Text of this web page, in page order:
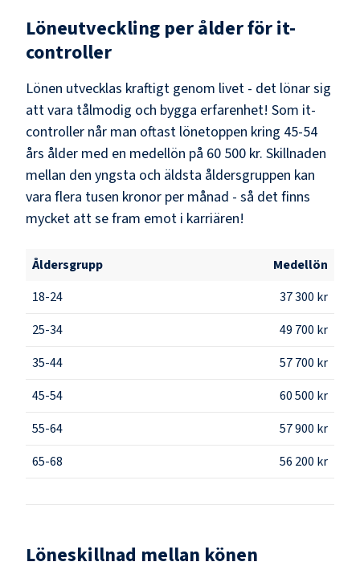
Löneutveckling per ålder förit-
controller
Lönen utvecklas kraftigt genom livet - det lönar sig
att vara tålmodig och bygga erfarenhet! Som it-
controller når man oftast lönetoppen kring 45-54
års ålder med en medellön på 60 500 kr. Skillnaden
mellan den yngsta och äldsta åldersgruppen kan
vara flera tusen kronor per månad - så det finns
mycket att se fram emot i karriären!
Åldersgrupp
Medellön
18-24
37 300 kr
25-34
49 700 kr
35-44
57 700 kr
45-54
60 500 kr
55-64
57 900 kr
65-68
56 200 kr
Löneskillnad mellan könen